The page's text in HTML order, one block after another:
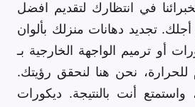
في انتظارك لتقديم افضل
تجديد دهانات منزلك بألوان
أو ترميم الواجهة الخارجية بـ
للحرارة، نحن هنا لنحقق رؤيتك.
واستمتع أنت بالنتيجة. ديكورات